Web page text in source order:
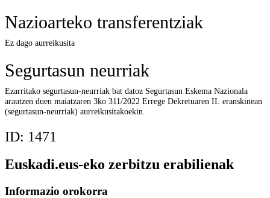
Nazioarteko transferentziak
Ez dago aurreikusita
Segurtasun neurriak
Ezarritako segurtasun-neurriak bat datoz Segurtasun Eskema Nazionala
arautzen duen maiatzaren 3ko 311/2022 Errege Dekretuaren II. eranskinean
(segurtasun-neurriak) aurreikusitakoekin.
ID: 1471
Euskadi.eus-eko zerbitzu erabilienak
Informazio orokorra